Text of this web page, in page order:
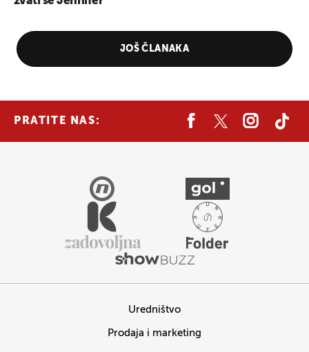
JOŠ ČLANAKA
PRATITE NAS:
Uredništvo
Prodaja i marketing